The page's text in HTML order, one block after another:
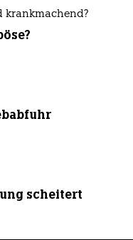
krankmachend?
scheitert